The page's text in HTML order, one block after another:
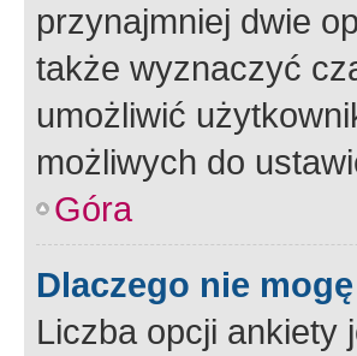
przynajmniej dwie
także wyznaczyć
umożliwić
możliwych do
Góra
Dlaczego nie
Liczba opcji ankiety